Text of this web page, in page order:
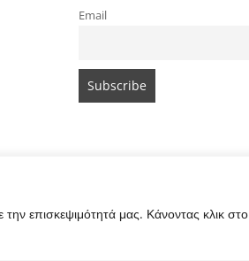
επισκεψιμότητά μας. Κάνοντας κλικ στο
Email